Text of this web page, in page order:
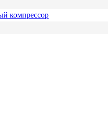
компрессор